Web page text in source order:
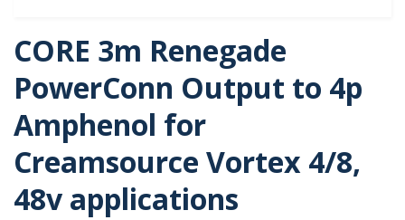
CORE 3m Renegade
PowerConn Output to 4p
Amphenol for
Creamsource Vortex 4/8,
48v applications